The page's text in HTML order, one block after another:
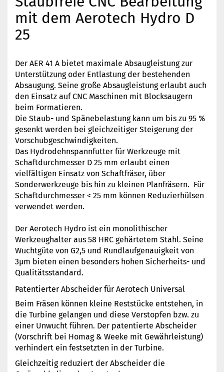
mit dem Aerotech Hydro D
25
Der AER 41 A bietet maximale Absaugleistung zur
Unterstützung oder Entlastung der bestehenden
Absaugung. Seine große Absaugleistung erlaubt auch
den Einsatz auf CNC Maschinen mit Blocksaugern
beim Formatieren.
Die Staub- und Spänebelastung kann um bis zu 95 %
gesenkt werden bei gleichzeitiger Steigerung der
Vorschubgeschwindigkeiten.
Das Hydrodehnspannfutter für Werkzeuge mit
Schaftdurchmesser D 25 mm erlaubt einen
vielfältigen Einsatz von Schaftfräser, über
Sonderwerkzeuge bis hin zu kleinen Planfräsern. Für
Schaftdurchmesser < 25 mm können Reduzierhülsen
verwendet werden.
Der Aerotech Hydro ist ein monolithischer
Werkzeughalter aus 58 HRC gehärtetem Stahl. Seine
Wuchtgüte von G2,5 und Rundlaufgenauigkeit von
3µm bieten einen besonders hohen Sicherheits- und
Qualitätsstandard.
Patentierter Abscheider für Aerotech Universal
Beim Fräsen können kleine Reststücke entstehen, in
die Turbine gelangen und diese Verstopfen bzw. zu
einer Unwucht führen. Der patentierte Abscheider
(Vorschrift bei Homag & Weeke mit Gewährleistung)
verhindert ein festsetzten in der Turbine.
Gleichzeitig reduziert der Abscheider die